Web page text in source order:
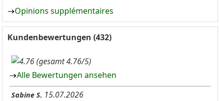
Opinions supplémentaires
Kundenbewertungen (432)
(gesamt 4.76/5)
Alle Bewertungen ansehen
Sabine S. 15.07.2026